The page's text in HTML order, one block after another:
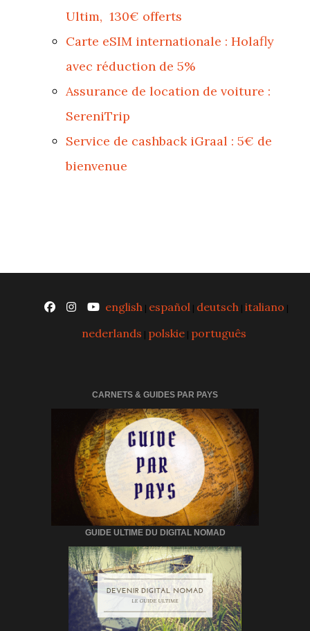
Ultim, 130€ offerts
Carte eSIM internationale : Holafly
avec réduction de 5%
Assurance de location de voiture :
SereniTrip
Service de cashback iGraal : 5€ de
bienvenue
english | español | deutsch |italiano |
nederlands | polskie| português
CARNETS & GUIDES PAR PAYS
GUIDE ULTIME DU DIGITAL NOMAD